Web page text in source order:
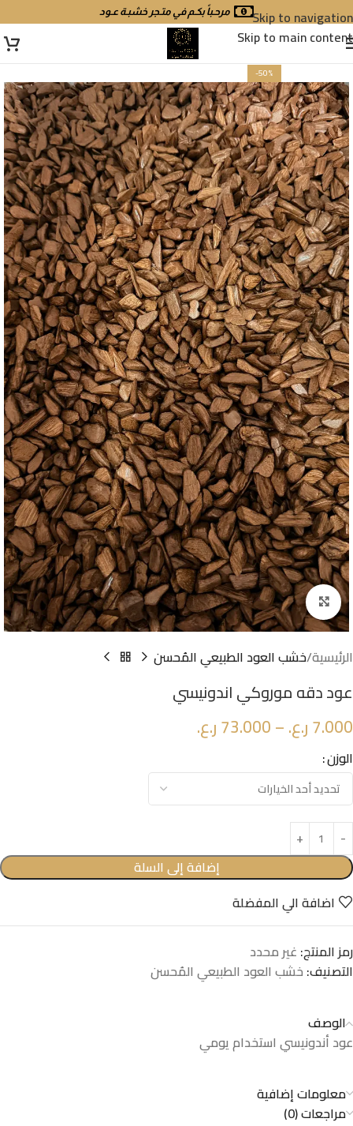
Skip to navigation
Skip to main content
مرحـباً بكـم في متـجر خشبـة عـود
-50%
Click to enlarge
الرئيسية خشب العود الطبيعي المُحسن
عود دقه موروكي اندونيسي
7.000ر.ع.–
73.000ر.ع.
الوزن
إضافة إلى السلة
اضافة الي المفضلة
رمز المنتج: غير محدد
التصنيف: خشب العود الطبيعي المُحسن
الوصف
عود أندونيسي استخدام يومي
معلومات إضافية
مراجعات (0)